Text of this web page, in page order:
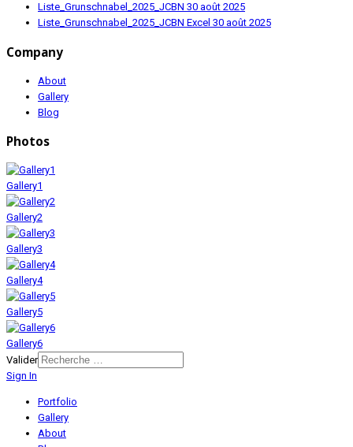
Liste_Grunschnabel_2025_JCBN 30 août 2025
Liste_Grunschnabel_2025_JCBN Excel 30 août 2025
Company
About
Gallery
Blog
Photos
Gallery1
Gallery2
Gallery3
Gallery4
Gallery5
Gallery6
Valider
Sign In
Portfolio
Gallery
About